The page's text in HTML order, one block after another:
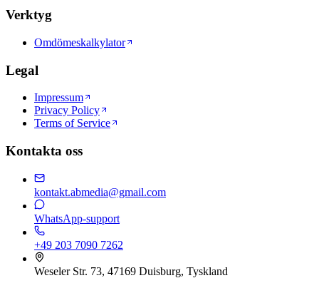
Verktyg
Omdömeskalkylator
Legal
Impressum
Privacy Policy
Terms of Service
Kontakta oss
kontakt.abmedia@gmail.com
WhatsApp-support
+49 203 7090 7262
Weseler Str. 73, 47169 Duisburg, Tyskland